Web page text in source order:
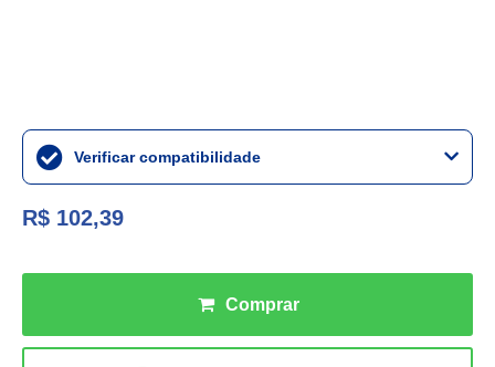
Verificar compatibilidade
R$ 102,39